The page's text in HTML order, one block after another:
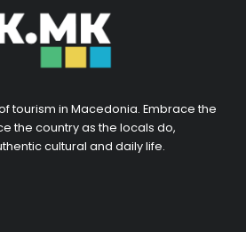
tourism in Macedonia. Embrace the
the country as the locals do,
cultural and daily life.